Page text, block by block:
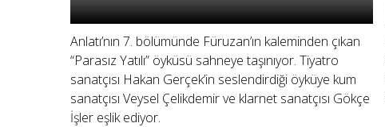
Anlatı’nın 7. bölümünde Füruzan’ın kaleminden çıkan
“Parasız Yatılı” öyküsü sahneye taşınıyor. Tiyatro
sanatçısı Hakan Gerçek’in seslendirdiği öyküye kum
sanatçısı Veysel Çelikdemir ve klarnet sanatçısı Gökçe
İşler eşlik ediyor.